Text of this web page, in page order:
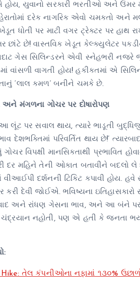
યુવાનો સરકારી ભરતીઓ અને ઉંમર
દરેક નાગરિક એવો ચમકતો અને
ખેડૂત ધોતી પર માટી વગર ટ્રેક્ટર પર
છાંટે છે! વાસ્તવિક ખેડૂત કેલ્ક્યુલેટર
ગેસ સિલિન્ડરને એવી સ્નેહભરી
વાંસળી વાગતી હોય! હકીકતમાં એ
‘લાલ કમળ’ બનીને ચમકે છે.
અને મંગળના ગોચર પર દોષારોપણ
લૂંટ પર સવાલ થાય, ત્યારે ભાડૂતી
દેશભક્તિમાં પરિવર્તિત થાય છે!’
વિપક્ષી માનસિકતાથી પ્રભાવિત
દર મહિને તેની ઓકાત બતાવીને બદલો લે
વીઆઈપી દર્શનની ટિકિટ કપાવી હોય.
કરી દેવી જોઈએ. ભવિષ્યના
અને રાંધણ ગેસના ભાવ, અને આ બંને પર
ચંદ્રયાન નહોતી, પણ એ હતી કે જનતા
Hike: તેલ કંપનીઓના નફામાં ૧૩૦%